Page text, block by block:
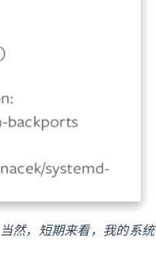
然，短期来看，我的系统